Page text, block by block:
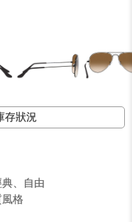
存狀況
、自由
格